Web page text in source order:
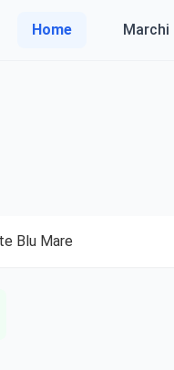
Home Marchi